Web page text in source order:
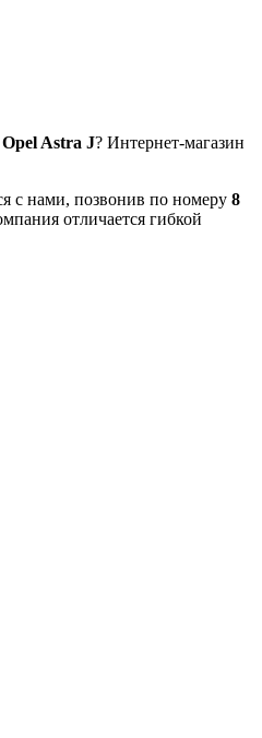
Opel Astra J? Интернет-магазин
с нами, позвонив по номеру 8
отличается гибкой